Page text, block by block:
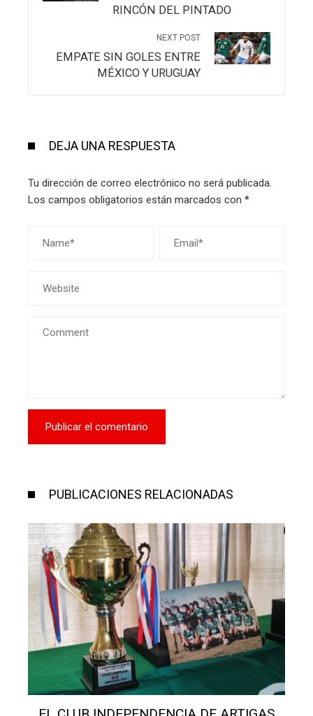
RINCÓN DEL PINTADO
NEXT POST
EMPATE SIN GOLES ENTRE
MÉXICO Y URUGUAY
DEJA UNA RESPUESTA
Tu dirección de correo electrónico no será publicada.
Los campos obligatorios están marcados con *
PUBLICACIONES RELACIONADAS